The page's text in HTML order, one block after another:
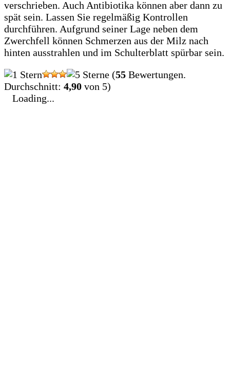
verschrieben. Auch Antibiotika können aber dann zu
spät sein. Lassen Sie regelmäßig Kontrollen
durchführen. Aufgrund seiner Lage neben dem
Zwerchfell können Schmerzen aus der Milz nach
hinten ausstrahlen und im Schulterblatt spürbar sein.
(55 Bewertungen.
Durchschnitt: 4,90 von 5)
Loading...